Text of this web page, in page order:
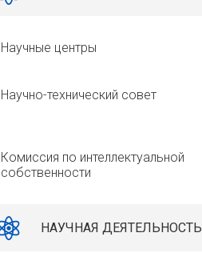
Научные центры
Научно-технический совет
Комиссия по интеллектуальной
собственности
НАУЧНАЯ ДЕЯТЕЛЬНОСТЬ